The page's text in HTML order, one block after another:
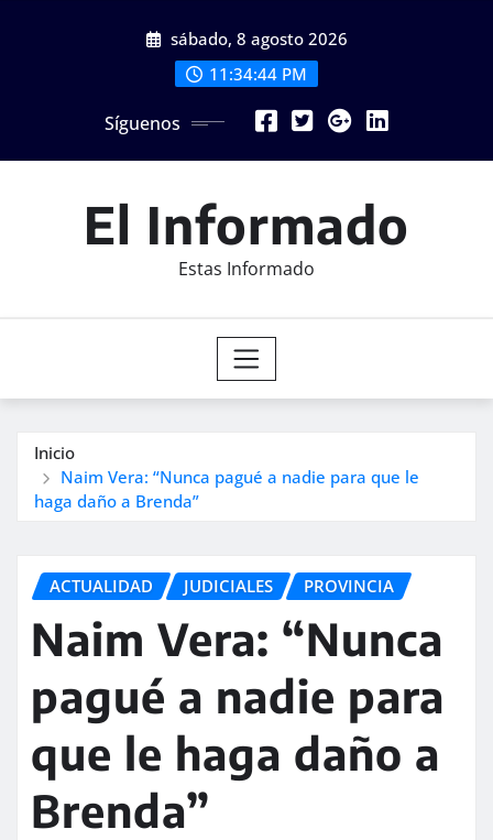
sábado, 8 agosto 2026
11:34:45 PM
Síguenos
El Informado
Estas Informado
Inicio
Naim Vera: “Nunca pagué a nadie para que le
haga daño a Brenda”
ACTUALIDAD JUDICIALES PROVINCIA
Naim Vera: “Nunca
pagué a nadie para
que le haga daño a
Brenda”